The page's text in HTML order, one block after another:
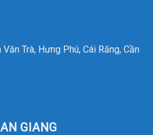
Trà, Hưng Phú, Cái Răng, Cần
GIANG